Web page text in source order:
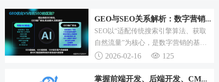
GEO与SEO关系解析：数字营销需两者协同的混合模式
SEO以“适配传统搜索引擎算法、获取
自然流量”为核心，是数字营销的基
础；GEO以“适配生成式AI、获取零点
的营销升级。
2026-02-16 125
掌握前端开发、后端开发、CMS、网站设计、SEO 和项目管理